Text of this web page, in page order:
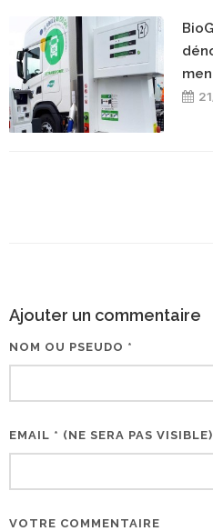
Ajouter un commentaire
NOM OU PSEUDO *
EMAIL * (NE SERA PAS VISIBLE)
VOTRE COMMENTAIRE